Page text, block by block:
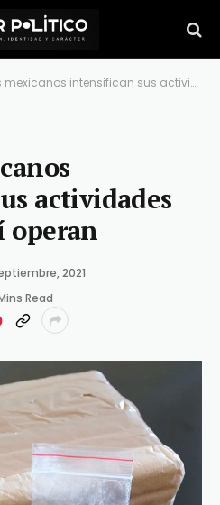
intensifican sus actividades en Europa, así operan
actividades
operan
2021
Read